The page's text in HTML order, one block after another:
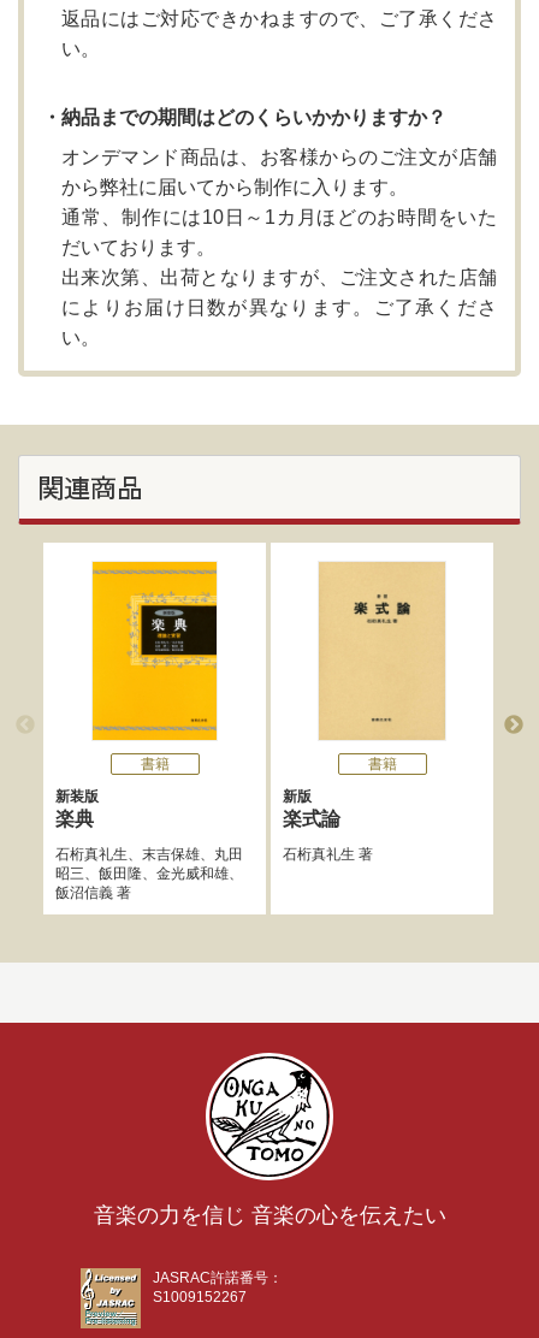
返品にはご対応できかねますので、ご了承くださ
い。
・納品までの期間はどのくらいかかりますか？
オンデマンド商品は、お客様からのご注文が店舗
から弊社に届いてから制作に入ります。
通常、制作には10日～1カ月ほどのお時間をいた
だいております。
出来次第、出荷となりますが、ご注文された店舗
によりお届け日数が異なります。ご了承くださ
い。
関連商品
書籍
新装版
楽典
石桁真礼生、 末吉保雄、 丸田
昭三、 飯田隆、 金光威和雄、
飯沼信義著
書籍
新版
楽式論
石桁真礼生 著
音楽の力を信じ 音楽の心を伝えたい
JASRAC許諾番号：
S1009152267